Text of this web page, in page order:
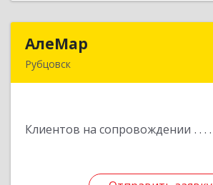
АлеМар
Рубцовск
Клиентов на сопровождении